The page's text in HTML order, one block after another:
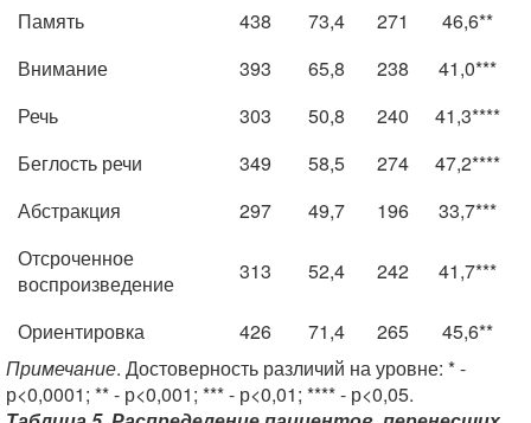
Память
438 73,4 271
46,6**
Внимание
393 65,8 238
41,0***
Речь
303 50,8 240
41,3****
Беглость речи
349 58,5 274
47,2****
Абстракция
297 49,7 196
33,7***
Отсроченное
воспроизведение
313 52,4 242 41,7***
Ориентировка 426 71,4 265
45,6**
Примечание. Достоверность различий на уровне: * -
р<0,0001; ** - р<0,001; *** - р<0,01; **** - р<0,05.